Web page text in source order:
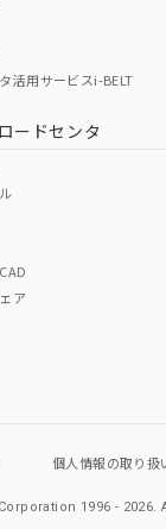
活用サービスi-BELT
ードセンタ
ア
個人情報の取り扱
1996 - 2026.